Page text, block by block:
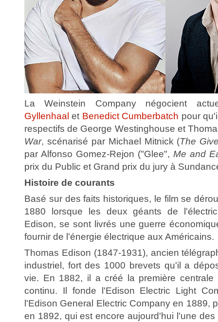
La Weinstein Company négocient
Gyllenhaal et Benedict Cumberbatch pour
respectifs de George Westinghouse et
War, scénarisé par Michael Mitnick (The
par Alfonso Gomez-Rejon ("Glee", Me and
prix du Public et Grand prix du jury à
Histoire de courants
Basé sur des faits historiques, le film se
1880 lorsque les deux géants de
Edison, se sont livrés une guerre
fournir de l'énergie électrique aux Américains.
Thomas Edison (1847-1931), ancien
industriel, fort des 1000 brevets qu'il a
vie. En 1882, il a créé la première centrale
continu. Il fonde l'Edison Electric Light
l'Edison General Electric Company en 1889,
en 1892, qui est encore aujourd'hui l'une